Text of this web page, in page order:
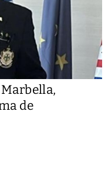
de